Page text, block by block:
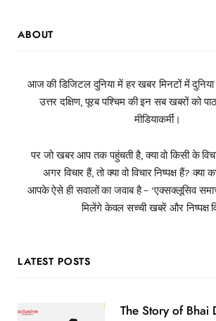
ABOUT
आज की डिजिटल दुनिया में हर खबर मिनटों में
उत्तर दक्षिण, पूरब पश्चिम की इन सब खबरों को
मीडियाकर्मी।
पर जो खबर आप तक पहुंचती है, क्या वो किसी के
अगर विचार हैं, तो क्या वो विचार निष्पक्ष हैं? क्या
आपके ऐसे ही सवालों का जवाब है – ‘एक्सक्लूसिव
मिलेंगे केवल सच्ची खबरें और निष्पक्ष
LATEST POSTS
The Story of Bhai